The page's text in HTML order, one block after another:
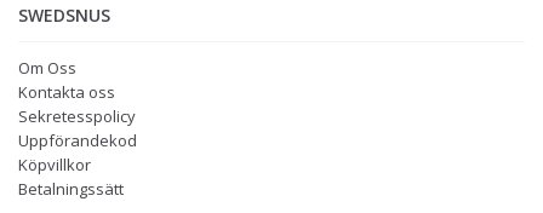
SWEDSNUS
Om Oss
Kontakta oss
Sekretesspolicy
Uppförandekod
Köpvillkor
Betalningssätt